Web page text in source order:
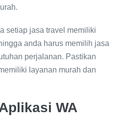
setiap jasa travel memiliki
anda harus memilih jasa
perjalanan. Pastikan
layanan murah dan
WA